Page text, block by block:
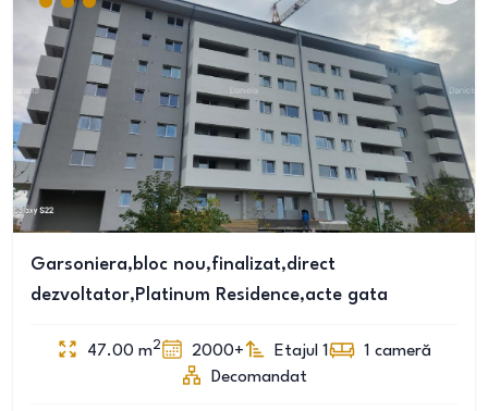
Garsoniera,bloc nou,finalizat,direct
dezvoltator,Platinum Residence,acte gata
47.00 m2 2000+ Etajul 1 1 cameră
Decomandat